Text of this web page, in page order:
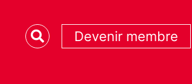
Devenir membre